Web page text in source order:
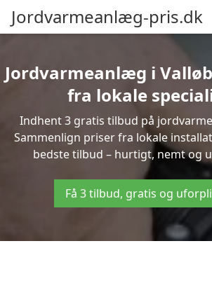
Jordvarmeanlæg-pris.dk
Jordvarmeanlæg i
fra lokale
Indhent 3 gratis tilbud på
Sammenlign priser fra lokale
bedste tilbud – hurtigt, nemt og
Få 3 tilbud, gratis og